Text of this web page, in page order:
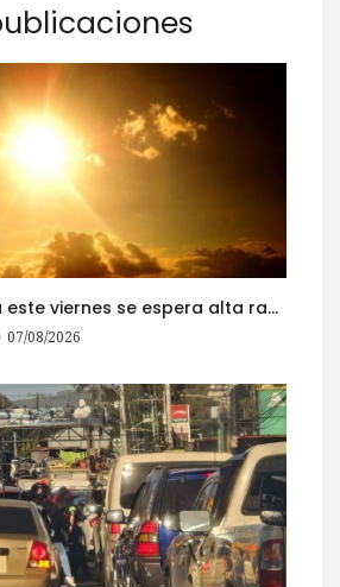
¡Protégete! Para este viernes se espera alta radiación solar
07/08/2026